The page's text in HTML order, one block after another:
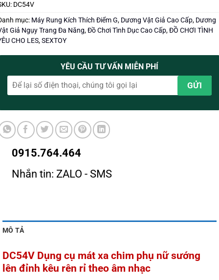
DC54V
mục: Máy Rung Kích Thích Điểm G, Dương Vật Giả Cao Cấp, Dương
Giả Ngụy Trang Đa Năng,Đồ Chơi Tình Dục Cao Cấp,ĐỒ CHƠI TÌNH
CHO LES,SEXTOY
YÊU CẦU TƯ VẤN MIỄN PHÍ
0915.764.464
Nhắn tin: ZALO - SMS
MÔ TẢ
DC54V Dụng cụ mát xa chim phụ nữ sướng
lên đỉnh kêu rên rỉ theo âm nhạc